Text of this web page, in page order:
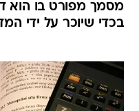
מסמך מפורט בו הוא
בכדי שיוכר על ידי